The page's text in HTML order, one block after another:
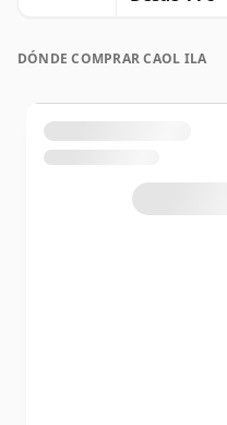
DÓNDE COMPRAR CAOL ILA